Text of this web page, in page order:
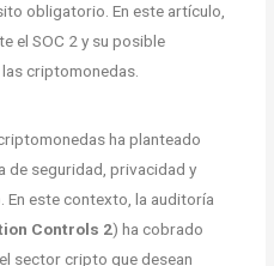
obligatorio. En este artículo,
el SOC 2 y su posible
criptomonedas.
ha planteado
de seguridad, privacidad y
En este contexto, la auditoría
Controls 2) ha cobrado
sector cripto que desean